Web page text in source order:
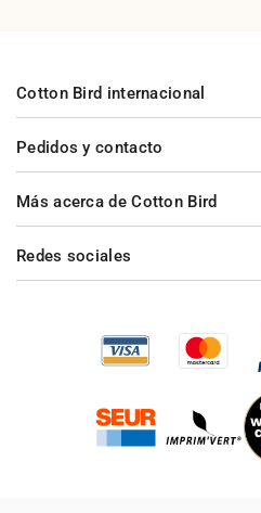
Pedidos y contacto
Más acerca de Cotton Bird
Cotton Bird internacional
Redes sociales